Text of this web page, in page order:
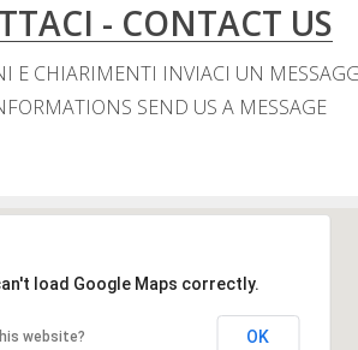
- CONTACT US
E CHIARIMENTI INVIACI UN
SEND US A MESSAGE
load Google Maps correctly.
website? OK